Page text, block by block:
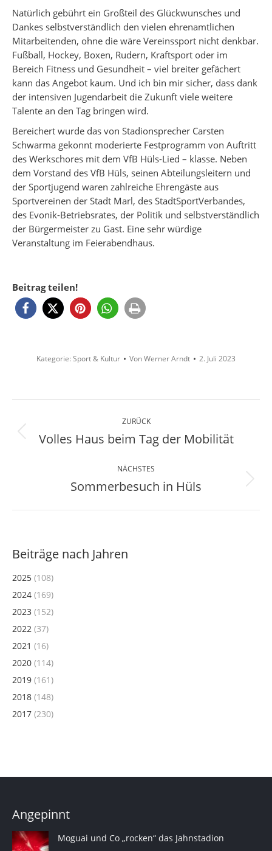
Natürlich gebührt ein Großteil des Glückwunsches und
Dankes selbstverständlich den vielen ehrenamtlichen
Mitarbeitenden, ohne die wäre Vereinssport nicht denkbar.
Fußball, Hockey, Boxen, Rudern, Kraftsport oder im
Bereich Fitness und Gesundheit – viel breiter gefächert
kann das Angebot kaum. Und ich bin mir sicher, dass dank
der intensiven Jugendarbeit die Zukunft viele weitere
Talente an den Tag bringen wird.
Bereichert wurde das von Stadionsprecher Carsten
Schwarma gekonnt moderierte Festprogramm von Auftritt
des Werkschores mit dem VfB Hüls-Lied – klasse. Neben
dem Vorstand des VfB Hüls, seinen Abteilungsleitern und
der Sportjugend waren zahlreiche Ehrengäste aus
Sportvereinen der Stadt Marl, des StadtSportVerbandes,
des Evonik-Betriebsrates, der Politik und selbstverständlich
der Bürgermeister zu Gast. Eine sehr würdige
Veranstaltung im Feierabendhaus.
Beitrag teilen!
Kategorie:Sport & Kultur VonWerner Arndt 2. Juli 2023
Kommentarnavigation
ZURÜCK
Vorheriger
Volles Haus beim Tag der Mobilität
NÄCHSTES
Nächster
Sommerbesuch in Hüls
Beiträge nach Jahren
2025 (108)
2024 (169)
2023 (152)
2022 (37)
2021 (16)
2020 (114)
2019 (161)
2018 (148)
2017 (230)
Angepinnt
Moguai und Co „rocken“ das Jahnstadion